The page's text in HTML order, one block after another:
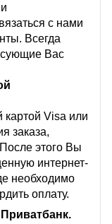
с нами
Всегда
Вас
картой Visa или
заказа,
этого Вы
интернет-
необходимо
оплату.